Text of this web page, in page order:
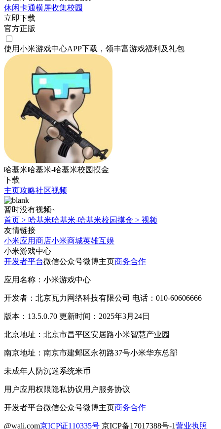
休闲卡通横屏收集校园
立即下载
官方正版
使用小米游戏中心APP下载 ，领丰富游戏福利 及礼包
哈基米哈基米-哈基米校园摸金
下载
主页攻略社区视频
暂时没有视频~
首页 > 哈基米哈基米-哈基米校园摸金 > 视频
友情链接
小米应用商店小米商城英雄互娱
小米游戏中心
开发者平台微信公众号微博主页商务合作
应用名称：小米游戏中心
开发者：北京瓦力网络科技有限公司 电话：010-60606666
版本：13.5.0.70 更新时间：2025年3月24日
北京地址：北京市昌平区安居路小米智慧产业园
南京地址：南京市建邺区永初路37号小米华东总部
未成年人防沉迷系统米币
用户应用权限隐私协议用户服务协议
开发者平台微信公众号微博主页商务合作
@wali.com京ICP证110335号 京ICP备17017388号-1营业执照